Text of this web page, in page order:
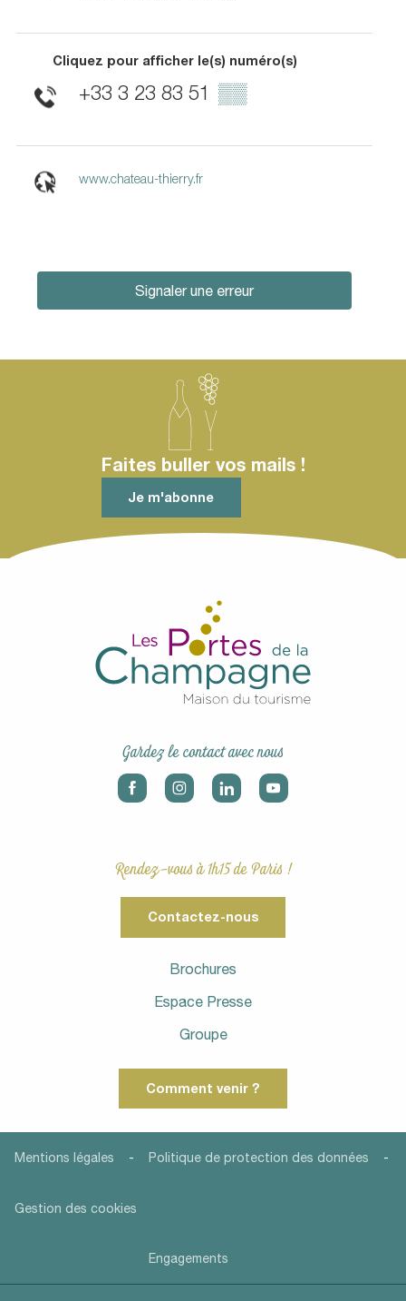
Cliquez pour afficher le(s) numéro(s)
+33 3 23 83 51 ▒▒
www.chateau-thierry.fr
Signaler une erreur
Faites buller vos mails !
Je m'abonne
Gardez le contact avec nous
Rendez-vous à 1h15 de Paris !
Contactez-nous
Brochures
Espace Presse
Groupe
Comment venir ?
Mentions légales - Politique de protection des données -
Gestion des cookies
Engagements